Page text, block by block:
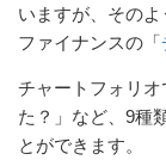
いますが、その
ファイナンスの「
チャートフォリ
た？」など、9種
とができます。